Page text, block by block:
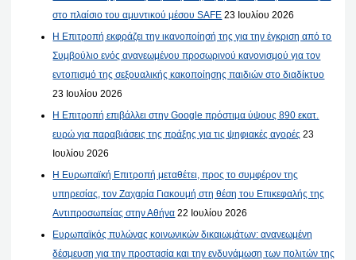
στο πλαίσιο του αμυντικού μέσου SAFE 23 Ιουλίου 2026
Η Επιτροπή εκφράζει την ικανοποίησή της για την έγκριση από το
Συμβούλιο ενός ανανεωμένου προσωρινού κανονισμού για τον
εντοπισμό της σεξουαλικής κακοποίησης παιδιών στο διαδίκτυο
23 Ιουλίου 2026
Η Επιτροπή επιβάλλει στην Google πρόστιμα ύψους 890 εκατ.
ευρώ για παραβιάσεις της πράξης για τις ψηφιακές αγορές 23
Ιουλίου 2026
Η Ευρωπαϊκή Επιτροπή μεταθέτει, προς το συμφέρον της
υπηρεσίας, τον Ζαχαρία Γιακουμή στη θέση του Επικεφαλής της
Αντιπροσωπείας στην Αθήνα 22 Ιουλίου 2026
Ευρωπαϊκός πυλώνας κοινωνικών δικαιωμάτων: ανανεωμένη
δέσμευση για την προστασία και την ενδυνάμωση των πολιτών της